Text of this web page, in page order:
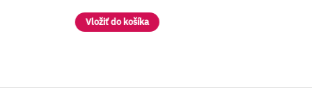
Vložiť do košíka